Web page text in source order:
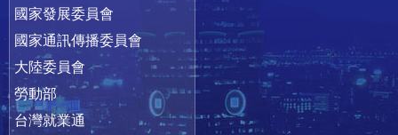
國家發展委員會
國家通訊傳播委員會
大陸委員會
勞動部
台灣就業通